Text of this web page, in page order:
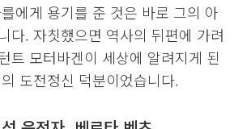
에게 용기를 준 것은 바로 그의 아
다. 자칫했으면 역사의 뒤편에 가려
트 모터바겐이 세상에 알려지게 된
도전정신 덕분이었습니다.